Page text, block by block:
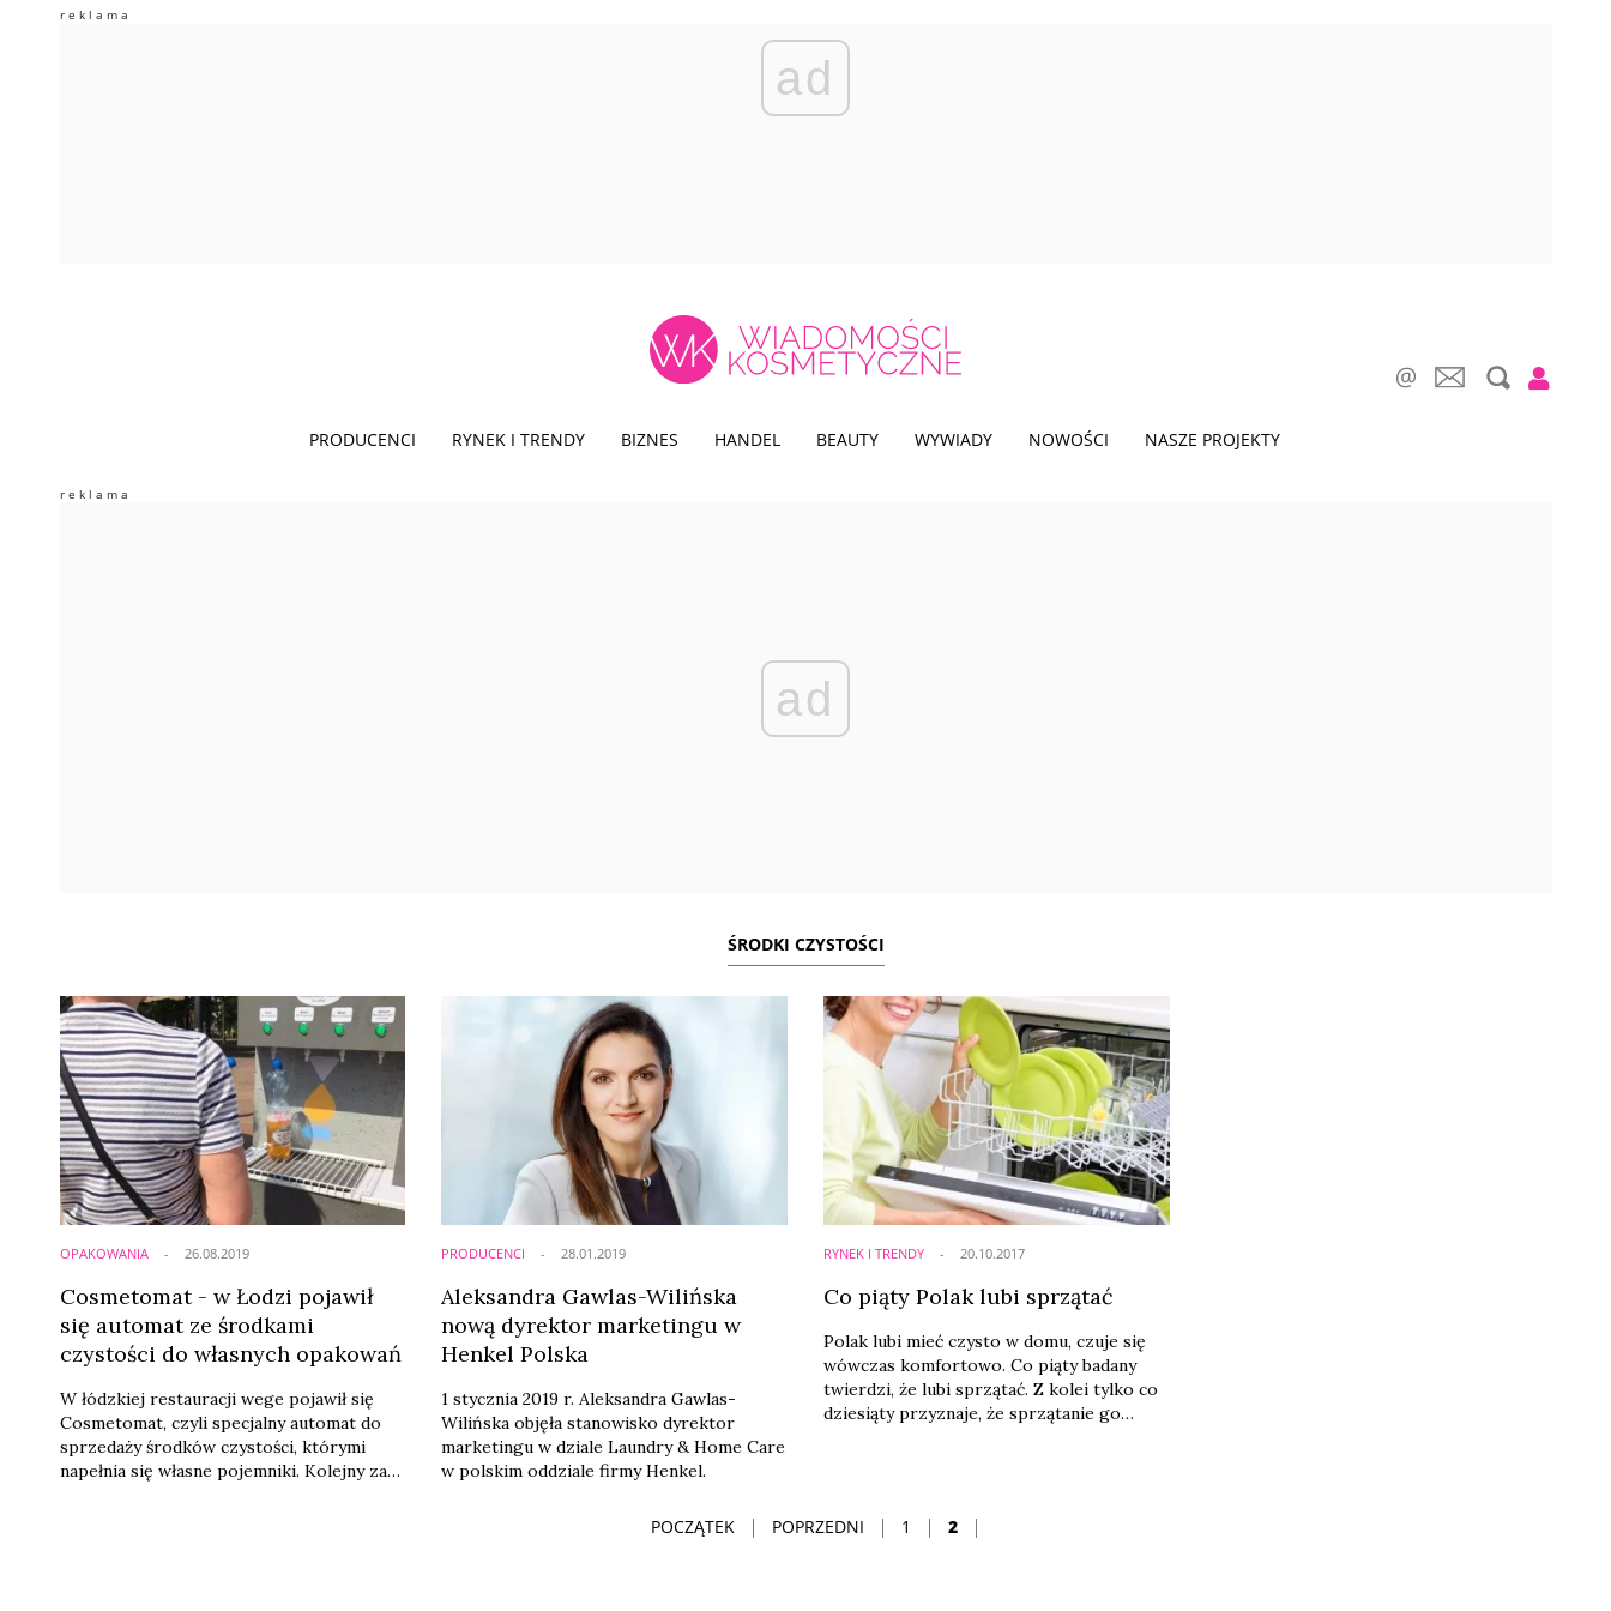
ad
PRODUCENCI RYNEK I TRENDY BIZNES HANDEL BEAUTY WYWIADY NOWOŚCI NASZE PROJEKTY
ad
ŚRODKI CZYSTOŚCI
OPAKOWANIA
Cosmetomat - w Łodzi pojawił
się automat ze środkami
czystości do własnych opakowań
W łódzkiej restauracji wege pojawił się
Cosmetomat, czyli specjalny automat do
sprzedaży środków czystości, którymi
napełnia się własne pojemniki. Kolejny za
26.08.2019 PRODUCENCI
Aleksandra Gawlas-Wilińska
nową dyrektor marketingu w
Henkel Polska
1 stycznia 2019 r. Aleksandra Gawlas-
Wilińska objęła stanowisko dyrektor
marketingu w dziale Laundry & Home Care
w polskim oddziale firmy Henkel.
28.01.2019 RYNEK I TRENDY
Co piąty Polak lubi sprzątać
Polak lubi mieć czysto w domu, czuje się
wówczas komfortowo. Co piąty badany
twierdzi, że lubi sprzątać. Z kolei tylko co
dziesiąty przyznaje, że sprzątanie go
to za nich ktoś inny – wynika z badania ARC
20.10.2017
POCZĄTEK POPRZEDNI 1 2